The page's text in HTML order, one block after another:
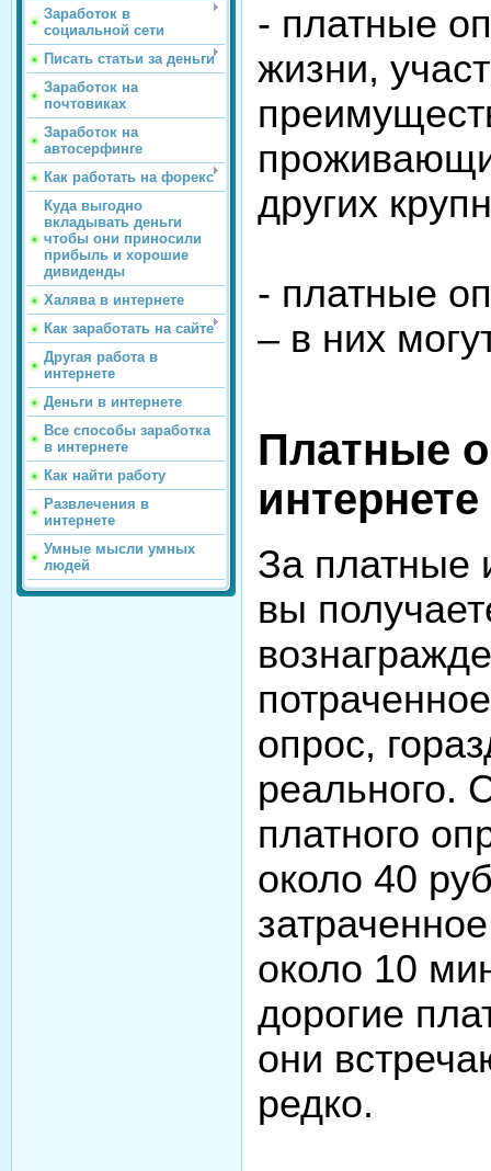
Заработок в
социальной сети
Писать статьи за деньги
Заработок на
почтовиках
Заработок на
автосерфинге
Как работать на форекс
Куда выгодно
вкладывать деньги
чтобы они приносили
прибыль и хорошие
дивиденды
Халява в интернете
Как заработать на сайте
Другая работа в
интернете
Деньги в интернете
Все способы заработка
в интернете
Как найти работу
Развлечения в
интернете
Умные мысли умных
людей
- платные
жизни,
других
- платные
– в них
Платные
интернете
За платные
вы
опрос,
реального.
платного
около 40
около 10
дорогие
они
редко.